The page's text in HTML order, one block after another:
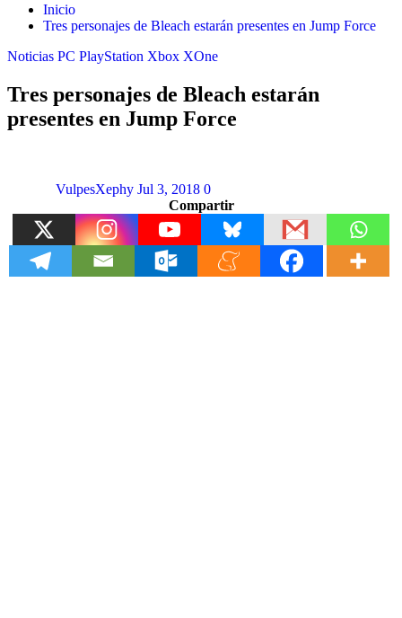
Inicio
Tres personajes de Bleach estarán presentes en Jump Force
Noticias PC PlayStation Xbox XOne
Tres personajes de Bleach estarán
presentes en Jump Force
VulpesXephy Jul 3, 2018 0
Compartir